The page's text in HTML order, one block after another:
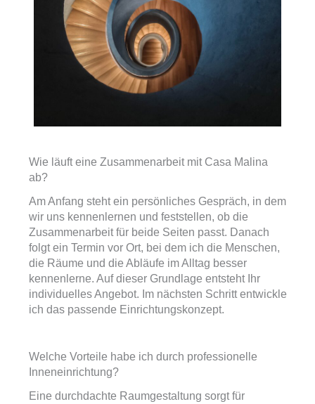
Wie läuft eine Zusammenarbeit mit Casa Malina
ab?
Am Anfang steht ein persönliches Gespräch, in dem
wir uns kennenlernen und feststellen, ob die
Zusammenarbeit für beide Seiten passt. Danach
folgt ein Termin vor Ort, bei dem ich die Menschen,
die Räume und die Abläufe im Alltag besser
kennenlerne. Auf dieser Grundlage entsteht Ihr
individuelles Angebot. Im nächsten Schritt entwickle
ich das passende Einrichtungskonzept.
Welche Vorteile habe ich durch professionelle
Inneneinrichtung?
Eine durchdachte Raumgestaltung sorgt für